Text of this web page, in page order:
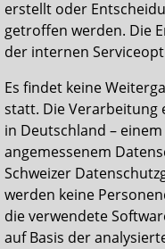
erstellt oder
getroffen werden. Die
der internen
Es findet keine
statt. Die Verarbeitung
in Deutschland –
angemessenem
Schweizer
werden keine
die verwendete
auf Basis der